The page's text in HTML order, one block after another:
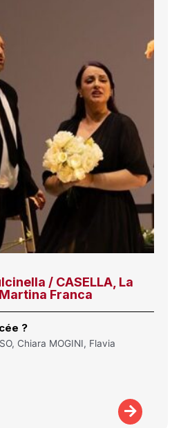
/ CASELLA, La
Franca
?
Chiara MOGINI, Flavia